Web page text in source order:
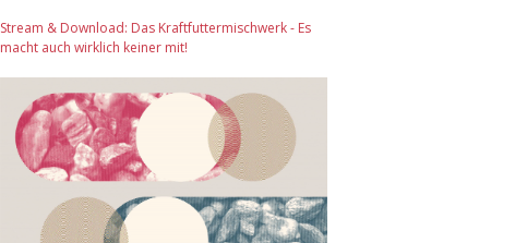
Stream & Download: Das Kraftfuttermischwerk - Es
macht auch wirklich keiner mit!